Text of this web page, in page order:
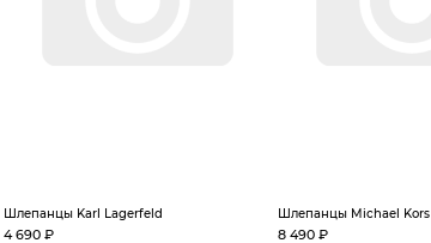
Шлепанцы Karl Lagerfeld
4 690 ₽
Шлепанцы Michael Kors
8 490 ₽